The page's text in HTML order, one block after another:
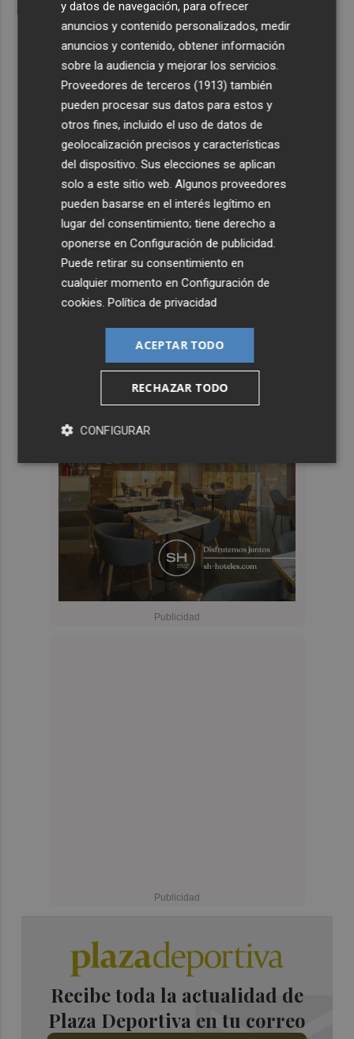
Recibe toda la actualidad de
Plaza Deportiva en tu correo
y datos de navegación, para ofrecer
anuncios y contenido personalizados, medir
anuncios y contenido, obtener información
sobre la audiencia y mejorar los servicios.
Proveedores de terceros (1913) también
pueden procesar sus datos para estos y
otros fines, incluido el uso de datos de
geolocalización precisos y características
del dispositivo. Sus elecciones se aplican
solo a este sitio web. Algunos proveedores
pueden basarse en el interés legítimo en
lugar del consentimiento; tiene derecho a
oponerse enConfiguración de publicidad
Puede retirar su consentimiento en
cualquier momento enConfiguración de
cookies .Política de privacidad
ACEPTAR TODO
RECHAZAR TODO
CONFIGURAR